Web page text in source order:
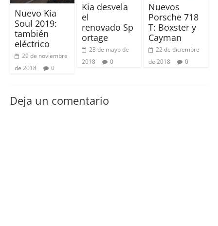
Nuevo Kia
Soul 2019:
también
eléctrico
29 de noviembre
de 2018
0
Kia desvela
el
renovado Sp
ortage
23 de mayo de
2018
0
Nuevos
Porsche 718
T: Boxster y
Cayman
22 de diciembre
de 2018
0
Deja un comentario